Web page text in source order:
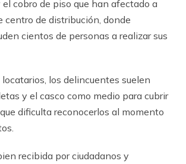
cobro de piso que han afectado a
centro de distribución, donde
cientos de personas a realizar sus
locatarios, los delincuentes suelen
y el casco como medio para cubrir
dificulta reconocerlos al momento
recibida por ciudadanos y